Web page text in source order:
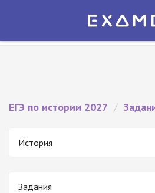
Экзамер — ЕГЭ 2027
ЕГЭ по истории 2027 /
История
Задания